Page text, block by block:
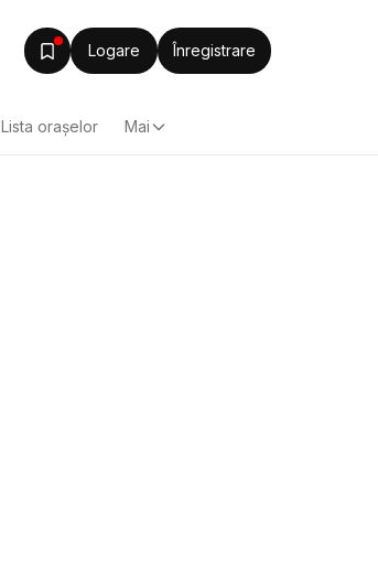
Logare Înregistrare
Lista oraşelor Mai